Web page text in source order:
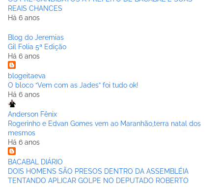
REAIS CHANCES
Há 6 anos
Blog do Jeremias
Gil Folia 5ª Edição
Há 6 anos
blogeitaeva
O bloco “Vem com as Jades” foi tudo ok!
Há 6 anos
Anderson Fênix
Rogerinho e Edvan Gomes vem ao Maranhão,terra natal dos
mesmos
Há 6 anos
BACABAL DIÁRIO
DOIS HOMENS SÃO PRESOS DENTRO DA ASSEMBLÉIA
TENTANDO APLICAR GOLPE NO DEPUTADO ROBERTO